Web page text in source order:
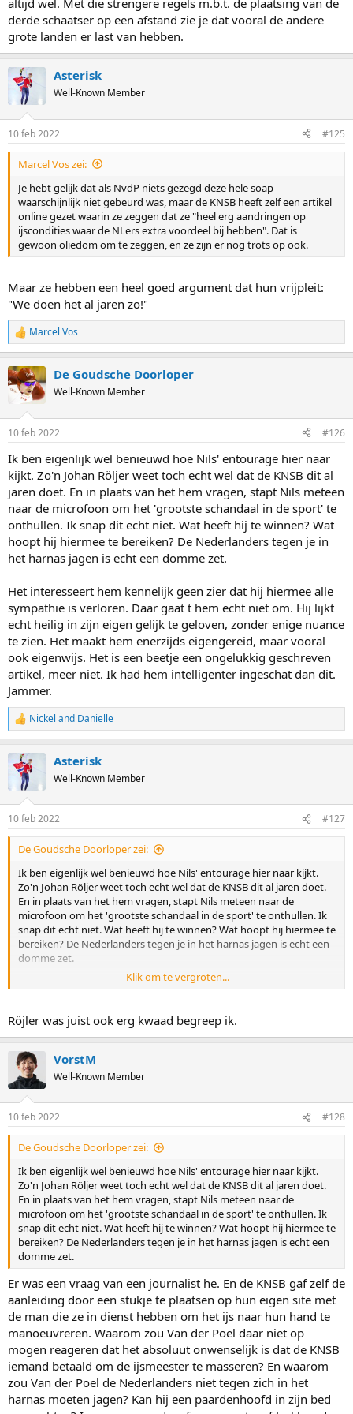
altijd wel. Met die strengere regels m.b.t. de plaatsing van de
derde schaatser op een afstand zie je dat vooral de andere
grote landen er last van hebben.
Asterisk
Well-Known Member
10 feb 2022 #125
Marcel Vos zei:
Je hebt gelijk dat als NvdP niets gezegd deze hele soap
waarschijnlijk niet gebeurd was, maar de KNSB heeft zelf een artikel
online gezet waarin ze zeggen dat ze "heel erg aandringen op
ijscondities waar de NLers extra voordeel bij hebben". Dat is
gewoon oliedom om te zeggen, en ze zijn er nog trots op ook.
Maar ze hebben een heel goed argument dat hun vrijpleit:
"We doen het al jaren zo!"
R
e
c
t
s
Marcel Vos
De Goudsche Doorloper
Well-Known Member
10 feb 2022 #126
Ik ben eigenlijk wel benieuwd hoe Nils' entourage hier naar
kijkt. Zo'n Johan Röljer weet toch echt wel dat de KNSB dit al
jaren doet. En in plaats van het hem vragen, stapt Nils meteen
naar de microfoon om het 'grootste schandaal in de sport' te
onthullen. Ik snap dit echt niet. Wat heeft hij te winnen? Wat
hoopt hij hiermee te bereiken? De Nederlanders tegen je in
het harnas jagen is echt een domme zet.
Het interesseert hem kennelijk geen zier dat hij hiermee alle
sympathie is verloren. Daar gaat t hem echt niet om. Hij lijkt
echt heilig in zijn eigen gelijk te geloven, zonder enige nuance
te zien. Het maakt hem enerzijds eigengereid, maar vooral
ook eigenwijs. Het is een beetje een ongelukkig geschreven
artikel, meer niet. Ik had hem intelligenter ingeschat dan dit.
Jammer.
R
e
c
t
s
:
Nickel and Danielle
Asterisk
Well-Known Member
10 feb 2022 #127
De Goudsche Doorloper zei:
Ik ben eigenlijk wel benieuwd hoe Nils' entourage hier naar kijkt.
Zo'n Johan Röljer weet toch echt wel dat de KNSB dit al jaren doet.
En in plaats van het hem vragen, stapt Nils meteen naar de
microfoon om het 'grootste schandaal in de sport' te onthullen. Ik
snap dit echt niet. Wat heeft hij te winnen? Wat hoopt hij hiermee te
bereiken? De Nederlanders tegen je in het harnas jagen is echt een
domme zet.
Het interesseert hem kennelijk geen zier dat hij hiermee alle
heilig in zijn eigen gelijk te geloven, zonder enige nuance te zien.
Het maakt hem enerzijds eigengereid, maar vooral ook eigenwijs.
had hem intelligenter ingeschat dan dit. Jammer.
Klik om te vergroten...
Röjler was juist ook erg kwaad begreep ik.
VorstM
Well-Known Member
10 feb 2022 #128
De Goudsche Doorloper zei:
Ik ben eigenlijk wel benieuwd hoe Nils' entourage hier naar kijkt.
Zo'n Johan Röljer weet toch echt wel dat de KNSB dit al jaren doet.
En in plaats van het hem vragen, stapt Nils meteen naar de
microfoon om het 'grootste schandaal in de sport' te onthullen. Ik
snap dit echt niet. Wat heeft hij te winnen? Wat hoopt hij hiermee te
bereiken? De Nederlanders tegen je in het harnas jagen is echt een
domme zet.
Er was een vraag van een journalist he. En de KNSB gaf zelf de
aanleiding door een stukje te plaatsen op hun eigen site met
de man die ze in dienst hebben om het ijs naar hun hand te
manoeuvreren. Waarom zou Van der Poel daar niet op
mogen reageren dat het absoluut onwenselijk is dat de KNSB
iemand betaald om de ijsmeester te masseren? En waarom
zou Van der Poel de Nederlanders niet tegen zich in het
harnas moeten jagen? Kan hij een paardenhoofd in zijn bed